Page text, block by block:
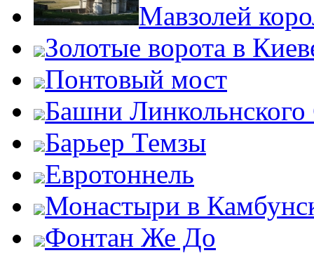
Мавзолей
Золотые ворота в
Понтовый мост
Башни
Барьер Темзы
Евротоннель
Монастыри в
Фонтан Же До